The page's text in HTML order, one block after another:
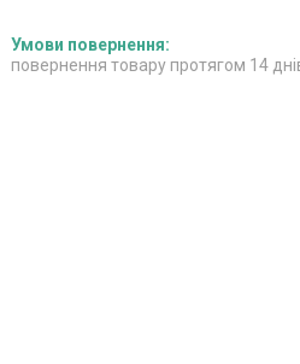
повернення товару протягом 14